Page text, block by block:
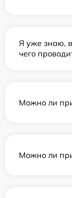
Я уже знаю,
чего
Можно ли
Можно ли